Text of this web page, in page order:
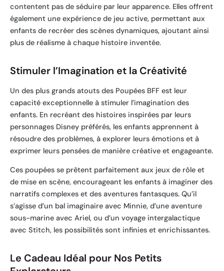
contentent pas de séduire par leur apparence. Elles offrent
également une expérience de jeu active, permettant aux
enfants de recréer des scènes dynamiques, ajoutant ainsi
plus de réalisme à chaque histoire inventée.
Stimuler l’Imagination et la Créativité
Un des plus grands atouts des Poupées BFF est leur
capacité exceptionnelle à stimuler l’imagination des
enfants. En recréant des histoires inspirées par leurs
personnages Disney préférés, les enfants apprennent à
résoudre des problèmes, à explorer leurs émotions et à
exprimer leurs pensées de manière créative et engageante.
Ces poupées se prêtent parfaitement aux jeux de rôle et
de mise en scène, encourageant les enfants à imaginer des
narratifs complexes et des aventures fantasques. Qu’il
s’agisse d’un bal imaginaire avec Minnie, d’une aventure
sous-marine avec Ariel, ou d’un voyage intergalactique
avec Stitch, les possibilités sont infinies et enrichissantes.
Le Cadeau Idéal pour Nos Petits